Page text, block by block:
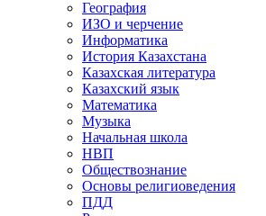
География
ИЗО и черчение
Информатика
История Казахстана
Казахская литература
Казахский язык
Математика
Музыка
Начальная школа
НВП
Обществознание
Основы религиоведения
ПДД